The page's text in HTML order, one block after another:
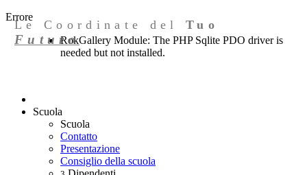
Errore
RokGallery Module: The PHP Sqlite PDO driver is
needed but not installed.
Le Coordinate delTuo
Futuro
Scuola
Scuola
Contatto
Presentazione
Consiglio della scuola